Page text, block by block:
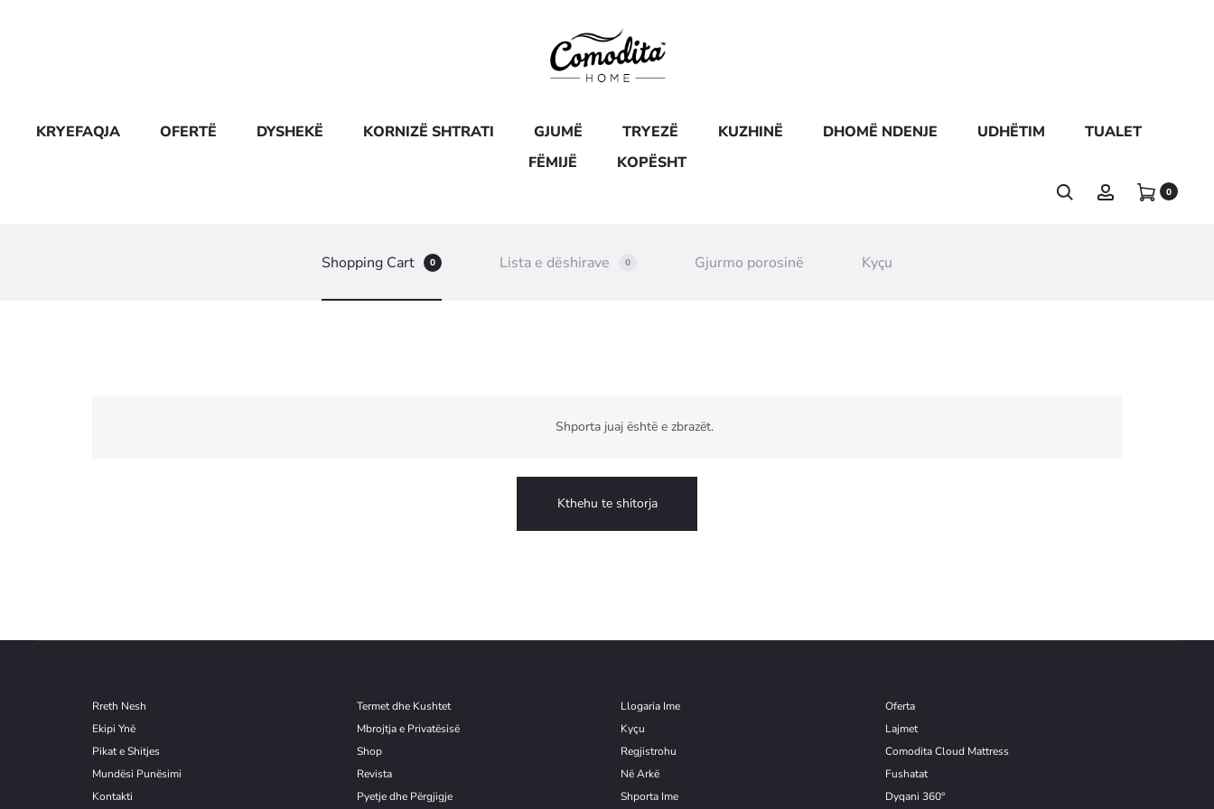
KRYEFAQJA OFERTË DYSHEKË KORNIZË SHTRATI GJUMË TRYEZË KUZHINË DHOMË NDENJE UDHËTIM
TUALET
FËMIJË
KOPËSHT
0
Shopping Cart 0 Lista e dëshirave 0 Gjurmo porosinë Kyçu
Shporta juaj është e zbrazët.
Kthehu te shitorja
Rreth Nesh
Ekipi Ynë
Pikat e Shitjes
Mundësi Punësimi
Kontakti
Termet dhe Kushtet
Mbrojtja e Privatësisë
Shop
Revista
Pyetje dhe Përgjigje
Llogaria Ime
Kyçu
Regjistrohu
Në Arkë
Shporta Ime
Oferta
Lajmet
Comodita Cloud Mattress
Fushatat
Dyqani 360°